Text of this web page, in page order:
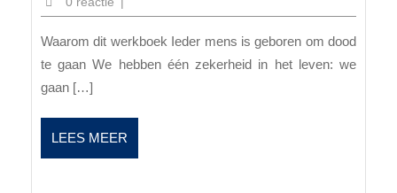
en
na
de
Waarom dit werkboek Ieder mens is geboren om dood
te gaan We hebben één zekerheid in het leven: we
gaan […]
LEES MEER
MEER